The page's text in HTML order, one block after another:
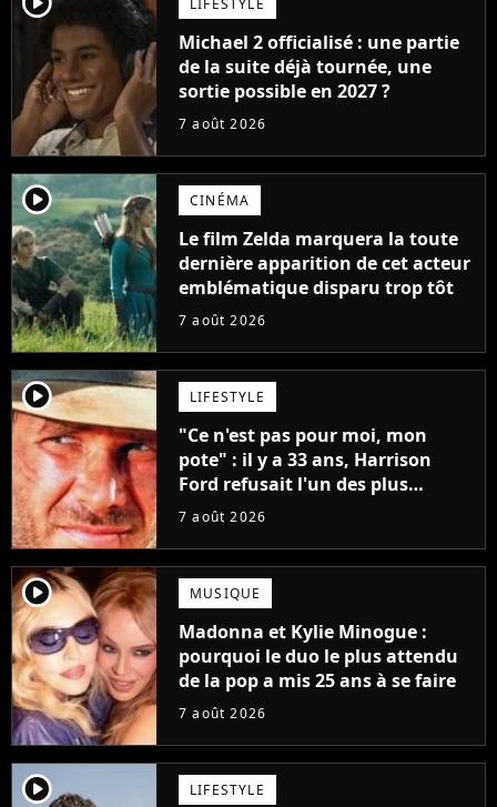
LIFESTYLE
Michael 2 officialisé : une partie
de la suite déjà tournée, une
sortie possible en 2027 ?
7 août 2026
player2 CINÉMA
Le film Zelda marquera la toute
dernière apparition de cet acteur
emblématique disparu trop tôt
7 août 2026
player2 LIFESTYLE
"Ce n'est pas pour moi, mon
pote" : il y a 33 ans, Harrison
Ford refusait l'un des plus
grands succès de tous les temps
7 août 2026
player2 MUSIQUE
Madonna et Kylie Minogue :
pourquoi le duo le plus attendu
de la pop a mis 25 ans à se faire
7 août 2026
player2 LIFESTYLE